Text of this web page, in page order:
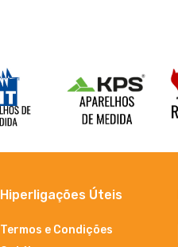
Hiperligações Úteis
Termos e Condições